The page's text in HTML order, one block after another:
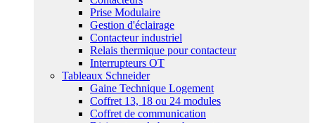
Prise Modulaire
Gestion d'éclairage
Contacteur industriel
Relais thermique pour contacteur
Interrupteurs OT
Tableaux Schneider
Gaine Technique Logement
Coffret 13, 18 ou 24 modules
Coffret de communication